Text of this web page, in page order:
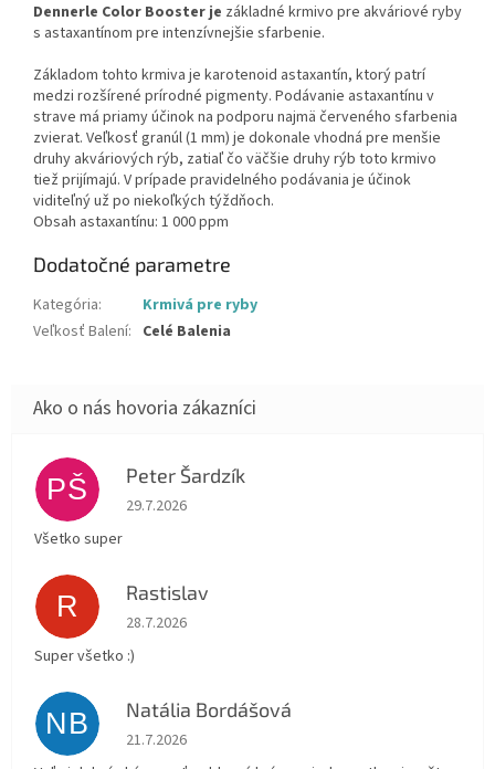
Dennerle Color Booster je základné krmivo pre akváriové ryby
s astaxantínom pre intenzívnejšie sfarbenie.
Základom tohto krmiva je karotenoid astaxantín, ktorý patrí
medzi rozšírené prírodné pigmenty. Podávanie astaxantínu v
strave má priamy účinok na podporu najmä červeného sfarbenia
zvierat. Veľkosť granúl (1 mm) je dokonale vhodná pre menšie
druhy akváriových rýb, zatiaľ čo väčšie druhy rýb toto krmivo
tiež prijímajú. V prípade pravidelného podávania je účinok
viditeľný už po niekoľkých týždňoch.
Obsah astaxantínu: 1 000 ppm
Dodatočné parametre
Kategória:
Krmivá pre ryby
Veľkosť Balení: Celé Balenia
PŠ Peter Šardzík
Hodnotenie obchodu je 5 z 5 hviezdičiek.
29.7.2026
Všetko super
R Rastislav
Hodnotenie obchodu je 5 z 5 hviezdičiek.
28.7.2026
Super všetko :)
NB Natália Bordášová
Hodnotenie obchodu je 5 z 5 hviezdičiek.
21.7.2026